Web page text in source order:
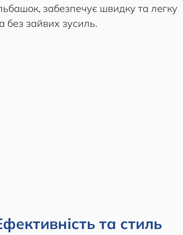
забезпечує швидку та легку
без зайвих зусиль.
та стиль